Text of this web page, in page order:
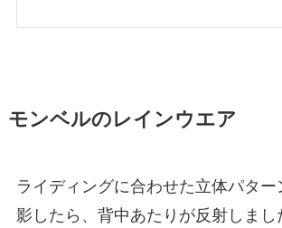
モンベルのレインウエア
ライディングに合わせた立体パター
影したら、背中あたりが反射しまし